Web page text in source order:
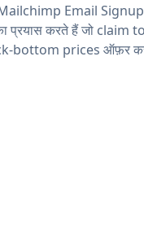
Email
प्रयास करते हैं जो claim
bottom prices ऑफ़र